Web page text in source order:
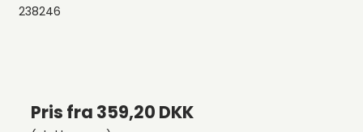
238246
Pris fra 359,20 DKK